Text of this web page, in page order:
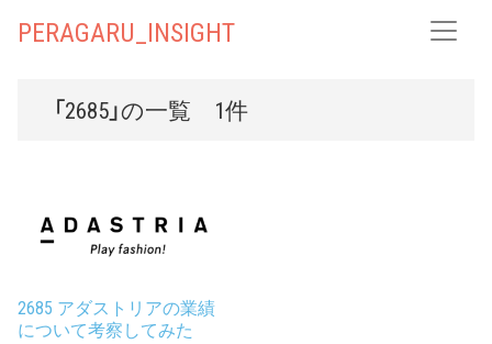
PERAGARU_INSIGHT
「2685」の一覧 1件
2685 アダストリアの業績
について考察してみた